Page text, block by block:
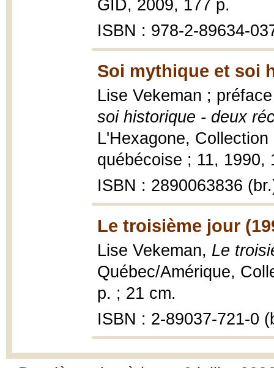
GID, 2009, 177 p.
ISBN : 978-2-89634-
Soi mythique et soi
Lise Vekeman ;
soi historique - deux
L'Hexagone,
québécoise ; 11, 1990,
ISBN : 2890063836
Le troisième jour
Lise Vekeman, Le
Québec/Amérique,
p. ; 21 cm.
ISBN : 2-89037-721-0